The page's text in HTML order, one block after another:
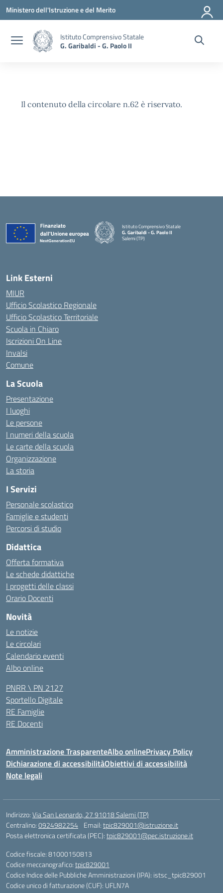
Vai ai contenuti
Vai al menu di navigazione
Vai al footer
Ministero dell'Istruzione e del Merito
Istituto Comprensivo Statale
G. Garibaldi - G. Paolo II
Il contenuto della circolare n.62 è riservato.
Istituto Comprensivo Statale
G. Garibaldi - G. Paolo II
Salemi (TP)
Link Esterni
MIUR
Ufficio Scolastico Regionale
Ufficio Scolastico Territoriale
Scuola in Chiaro
Iscrizioni On Line
Invalsi
Comune
La Scuola
Presentazione
I luoghi
Le persone
I numeri della scuola
Le carte della scuola
Organizzazione
La storia
I Servizi
Personale scolastico
Famiglie e studenti
Percorsi di studio
Didattica
Offerta formativa
Le schede didattiche
I progetti delle classi
Orario Docenti
Novità
Le notizie
Le circolari
Calendario eventi
Albo online
PNRR \ PN 2127
Sportello Digitale
RE Famiglie
RE Docenti
Amministrazione TrasparenteAlbo onlinePrivacy Policy
Dichiarazione di accessibilitàObiettivi di accessibilità
Note legali
Indirizzo:Via San Leonardo, 27 91018 Salemi (TP)
Centralino:0924982254 Email:tpic829001@istruzione.it
Posta elettronica certificata (PEC):tpic829001@pec.istruzione.it
Codice fiscale: 81000150813
Codice meccanografico:tpic829001
Codice Indice delle Pubbliche Amministrazioni (IPA): istsc_tpic829001
Codice unico di fatturazione (CUF): UFLN7A